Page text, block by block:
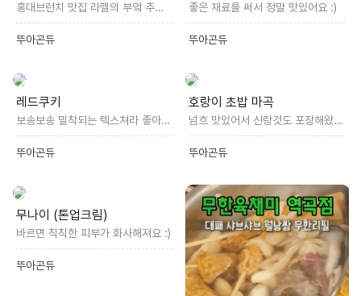
홍대브런치 맛집 라헬의 부엌 추천해요 :)
뚜아곤듀
좋은 재료를 써서 정말 맛있어요 :)
뚜아곤듀
레드쿠키
보송보송 밀착되는 텍스쳐라 좋아요 :)
뚜아곤듀
호랑이 초밥 마곡
넘흐 맛있어서 신랑것도 포장해왔어욥
뚜아곤듀
무나이 (톤업크림)
바르면 칙칙한 피부가 화사해져요 :)
뚜아곤듀